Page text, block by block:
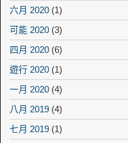
六月 2020 (1)
可能 2020 (3)
四月 2020 (6)
遊行 2020 (1)
一月 2020 (4)
八月 2019 (4)
七月 2019 (1)